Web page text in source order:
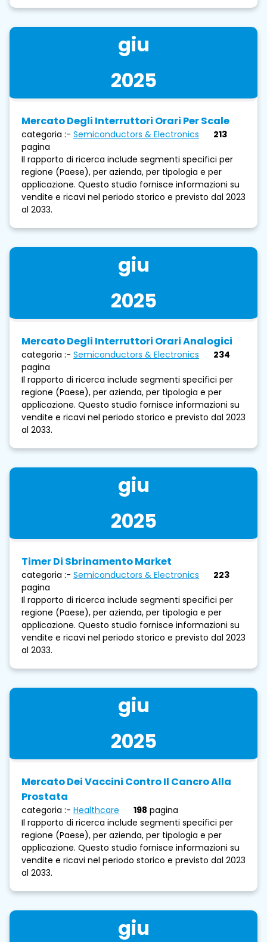
giu
2025
Mercato Degli Interruttori Orari Per Scale
categoria :- Semiconductors & Electronics
213
pagina
Il rapporto di ricerca include segmenti specifici per
regione (Paese), per azienda, per tipologia e per
applicazione. Questo studio fornisce informazioni su
vendite e ricavi nel periodo storico e previsto dal 2023
al 2033.
giu
2025
Mercato Degli Interruttori Orari Analogici
categoria :- Semiconductors & Electronics
234
pagina
Il rapporto di ricerca include segmenti specifici per
regione (Paese), per azienda, per tipologia e per
applicazione. Questo studio fornisce informazioni su
vendite e ricavi nel periodo storico e previsto dal 2023
al 2033.
giu
2025
Timer Di Sbrinamento Market
categoria :- Semiconductors & Electronics
223
pagina
Il rapporto di ricerca include segmenti specifici per
regione (Paese), per azienda, per tipologia e per
applicazione. Questo studio fornisce informazioni su
vendite e ricavi nel periodo storico e previsto dal 2023
al 2033.
giu
2025
Mercato Dei Vaccini Contro Il Cancro Alla
Prostata
categoria :- Healthcare 198 pagina
Il rapporto di ricerca include segmenti specifici per
regione (Paese), per azienda, per tipologia e per
applicazione. Questo studio fornisce informazioni su
vendite e ricavi nel periodo storico e previsto dal 2023
al 2033.
giu